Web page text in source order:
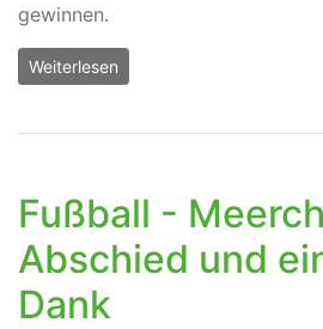
gewinnen.
Weiterlesen
Fußball -
Abschied und
Dank